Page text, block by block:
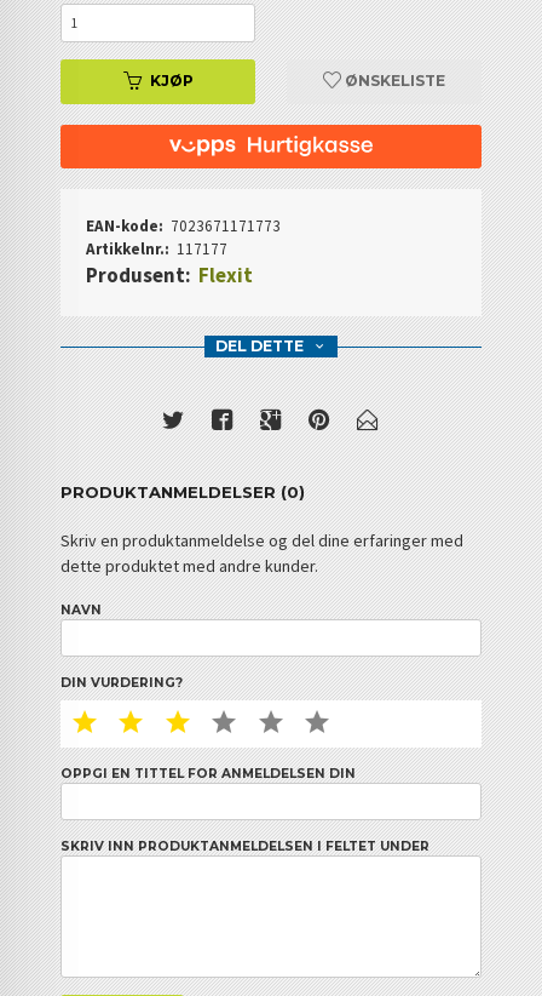
KJØP ØNSKELISTE
EAN-kode: 7023671171773
Artikkelnr.: 117177
Produsent: Flexit
DEL DETTE
PRODUKTANMELDELSER (0)
Skriv en produktanmeldelse og del dine erfaringer med
dette produktet med andre kunder.
NAVN
DIN VURDERING?
1 STAR2 STAR3 STAR4 STAR5 STAR
OPPGI EN TITTEL FOR ANMELDELSEN DIN
SKRIV INN PRODUKTANMELDELSEN I FELTET UNDER